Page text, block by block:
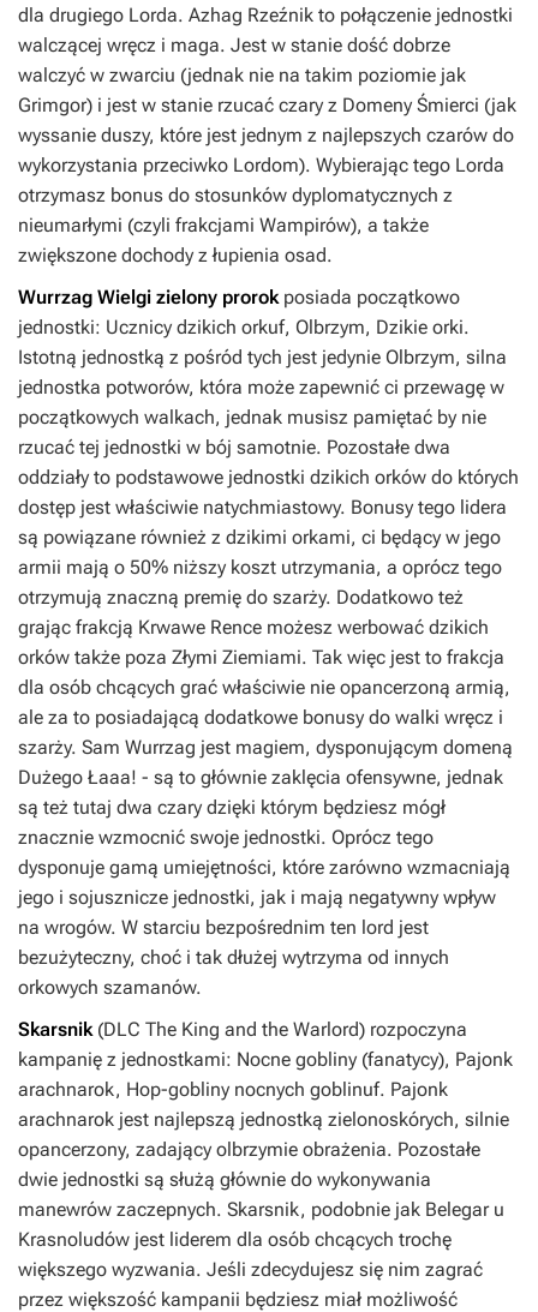
dla drugiego Lorda. Azhag Rzeźnik to połączenie jednostki
walczącej wręcz i maga. Jest w stanie dość dobrze
walczyć w zwarciu (jednak nie na takim poziomie jak
Grimgor) i jest w stanie rzucać czary z Domeny Śmierci (jak
wyssanie duszy, które jest jednym z najlepszych czarów do
wykorzystania przeciwko Lordom). Wybierając tego Lorda
otrzymasz bonus do stosunków dyplomatycznych z
nieumarłymi (czyli frakcjami Wampirów), a także
zwiększone dochody z łupienia osad.
Wurrzag Wielgi zielony prorokposiada początkowo
jednostki: Ucznicy dzikich orkuf, Olbrzym, Dzikie orki.
Istotną jednostką z pośród tych jest jedynie Olbrzym, silna
jednostka potworów, która może zapewnić ci przewagę w
początkowych walkach, jednak musisz pamiętać by nie
rzucać tej jednostki w bój samotnie. Pozostałe dwa
oddziały to podstawowe jednostki dzikich orków do których
dostęp jest właściwie natychmiastowy. Bonusy tego lidera
są powiązane również z dzikimi orkami, ci będący w jego
armii mają o 50% niższy koszt utrzymania, a oprócz tego
otrzymują znaczną premię do szarży. Dodatkowo też
grając frakcją Krwawe Rence możesz werbować dzikich
orków także poza Złymi Ziemiami. Tak więc jest to frakcja
dla osób chcących grać właściwie nie opancerzoną armią,
ale za to posiadającą dodatkowe bonusy do walki wręcz i
szarży. Sam Wurrzag jest magiem, dysponującym domeną
Dużego Łaaa! - są to głównie zaklęcia ofensywne, jednak
są też tutaj dwa czary dzięki którym będziesz mógł
znacznie wzmocnić swoje jednostki. Oprócz tego
dysponuje gamą umiejętności, które zarówno wzmacniają
jego i sojusznicze jednostki, jak i mają negatywny wpływ
na wrogów. W starciu bezpośrednim ten lord jest
bezużyteczny, choć i tak dłużej wytrzyma od innych
orkowych szamanów.
Skarsnik(DLC The King and the Warlord) rozpoczyna
kampanię z jednostkami: Nocne gobliny (fanatycy), Pajonk
arachnarok, Hop-gobliny nocnych goblinuf. Pajonk
arachnarok jest najlepszą jednostką zielonoskórych, silnie
opancerzony, zadający olbrzymie obrażenia. Pozostałe
dwie jednostki są służą głównie do wykonywania
manewrów zaczepnych. Skarsnik, podobnie jak Belegar u
Krasnoludów jest liderem dla osób chcących trochę
większego wyzwania. Jeśli zdecydujesz się nim zagrać
przez większość kampanii będziesz miał możliwość